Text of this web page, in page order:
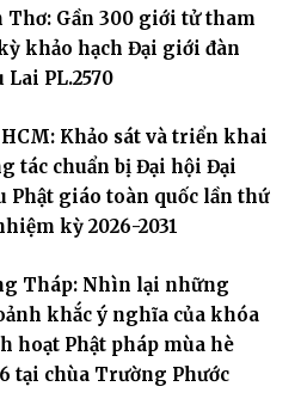
Thơ: Gần 300 giới tử tham
khảo hạch Đại giới đàn
Lai PL.2570
HCM: Khảo sát và triển khai
tác chuẩn bị Đại hội Đại
Phật giáo toàn quốc lần thứ
kỳ 2026-2031
Tháp: Nhìn lại những
khắc ý nghĩa của khóa
hoạt Phật pháp mùa hè
tại chùa Trường Phước